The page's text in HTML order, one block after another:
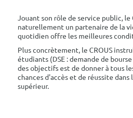
Jouant son rôle de service public, le
naturellement un partenaire de la
quotidien offre les meilleures
Plus concrètement, le CROUS
étudiants (DSE : demande de
des objectifs est de donner à tous
chances d'accès et de réussite
supérieur.